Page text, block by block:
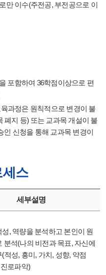
만 이수(주전공, 부전공으로 이
포함하여 36학점이상으로 편
과정은 원칙적으로 변경이 불
폐지 등) 또는 교과목 개설이 불
인 신청을 통해 교과목 변경이
스
세부설명
성, 역량을 분석하고 본인이 원
분석(나의 비전과 목표, 자신에
적성, 흥미, 가치, 성향, 약점
로파악)